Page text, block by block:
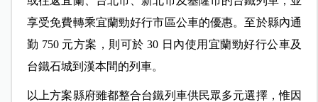
享受免費轉乘宜蘭勁好行市區公車的優惠。至於縣內通
勤 750 元方案，則可於 30 日內使用宜蘭勁好行公車及
台鐵石城到漢本間的列車。
以上方案縣府雖都整合台鐵列車供民眾多元選擇，惟因